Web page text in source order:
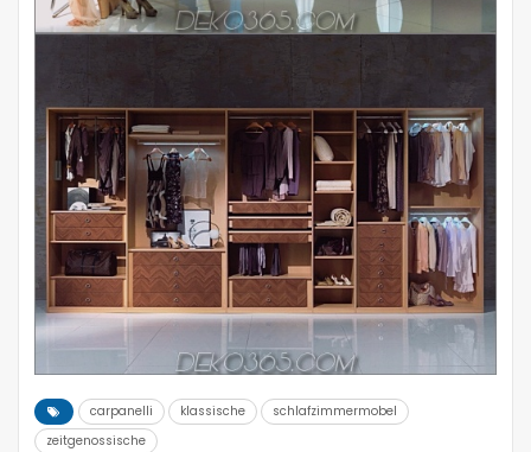
carpanelli klassische
schlafzimmermobel
zeitgenossische